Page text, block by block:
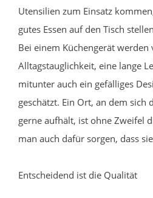
Utensilien zum Einsatz
gutes Essen auf den Tisch
Bei einem Küchengerät
Alltagstauglichkeit, eine lange
mitunter auch ein gefälliges
geschätzt. Ein Ort, an dem sich
gerne aufhält, ist ohne Zweifel
man auch dafür sorgen, dass
Entscheidend ist die Qualität